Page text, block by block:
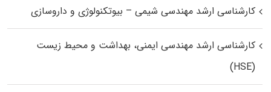
کارشناسی ارشد مهندسی شیمی – بیوتکنولوژی و داروسازی
کارشناسی ارشد مهندسی ایمنی، بهداشت و محیط زیست
(HSE)